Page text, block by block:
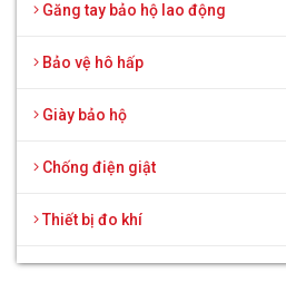
Găng tay bảo hộ lao động
Bảo vệ hô hấp
Giày bảo hộ
Chống điện giật
Thiết bị đo khí